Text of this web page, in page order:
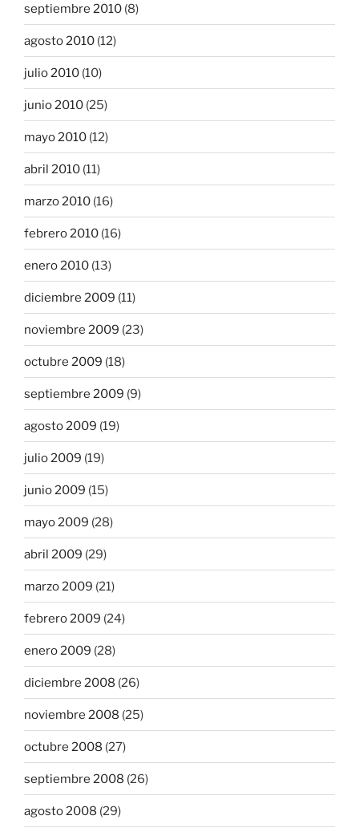
septiembre 2010 (8)
agosto 2010 (12)
julio 2010 (10)
junio 2010 (25)
mayo 2010 (12)
abril 2010 (11)
marzo 2010 (16)
febrero 2010 (16)
enero 2010 (13)
diciembre 2009 (11)
noviembre 2009 (23)
octubre 2009 (18)
septiembre 2009 (9)
agosto 2009 (19)
julio 2009 (19)
junio 2009 (15)
mayo 2009 (28)
abril 2009 (29)
marzo 2009 (21)
febrero 2009 (24)
enero 2009 (28)
diciembre 2008 (26)
noviembre 2008 (25)
octubre 2008 (27)
septiembre 2008 (26)
agosto 2008 (29)